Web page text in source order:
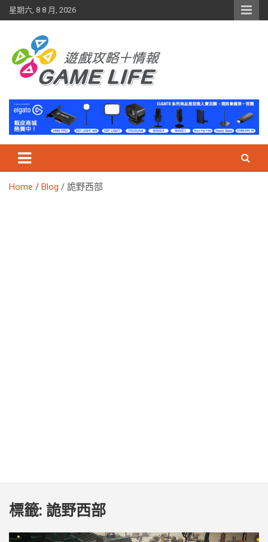
Skip
to
星期六, 8 8 月, 2026
Home Blog 詭野西部
標籤: 詭野西部